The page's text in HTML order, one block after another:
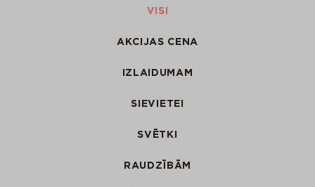
VISI
AKCIJAS CENA
IZLAIDUMAM
SIEVIETEI
SVĒTKI
RAUDZĪBĀM